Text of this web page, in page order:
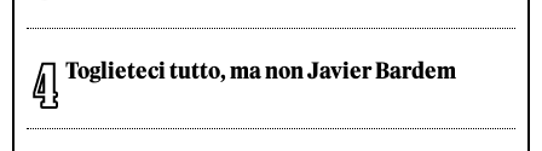
Toglieteci tutto, ma non Javier Bardem